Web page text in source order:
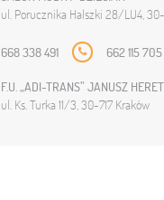
ul. Porucznika Halszki 28/LU4, 30-
668 338 491 662 115 705
F.U. „ADI-TRANS” JANUSZ
ul. Ks. Turka 11/3, 30-717 Kraków